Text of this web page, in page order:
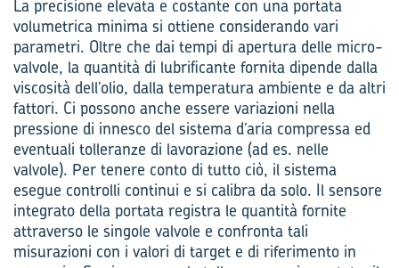
La precisione elevata e costante con una portata
volumetrica minima si ottiene considerando vari
parametri. Oltre che dai tempi di apertura delle micro-
valvole, la quantità di lubrificante fornita dipende dalla
viscosità dell’olio, dalla temperatura ambiente e da altri
fattori. Ci possono anche essere variazioni nella
pressione di innesco del sistema d’aria compressa ed
eventuali tolleranze di lavorazione (ad es. nelle
valvole). Per tenere conto di tutto ciò, il sistema
esegue controlli continui e si calibra da solo. Il sensore
integrato della portata registra le quantità fornite
attraverso le singole valvole e confronta tali
misurazioni con i valori di target e di riferimento in